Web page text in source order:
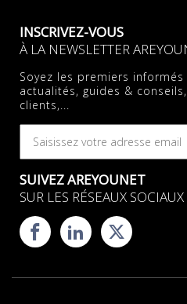
INSCRIVEZ-VOUS
À LA NEWSLETTER
Soyez les premiers informés
actualités, guides &
clients,...
SUIVEZ AREYOUNET
SUR LES RÉSEAUX SOCIAUX